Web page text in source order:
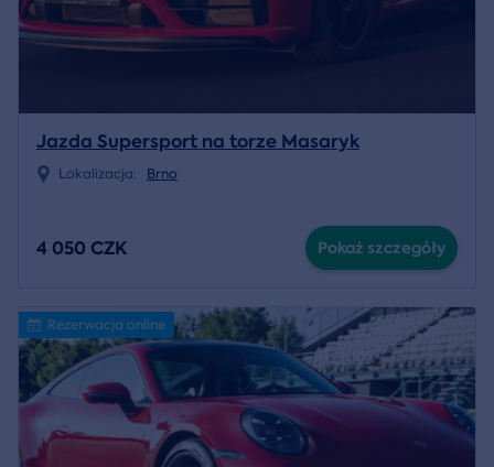
Jazda Supersport na torze Masaryk
Lokalizacja: Brno
4 050 CZK Pokaż szczegóły
Rezerwacja online